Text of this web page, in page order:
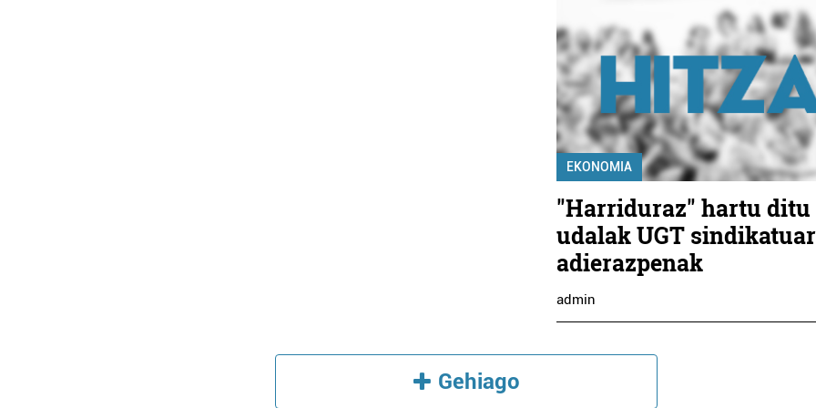
EKONOMIA
"Harriduraz" hartu ditu
udalak UGT
adierazpenak
admin
Gehiago